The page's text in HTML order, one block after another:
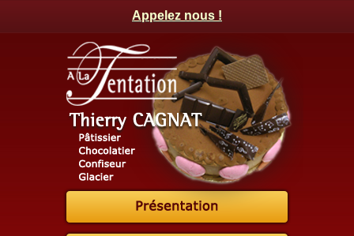
Appelez nous !